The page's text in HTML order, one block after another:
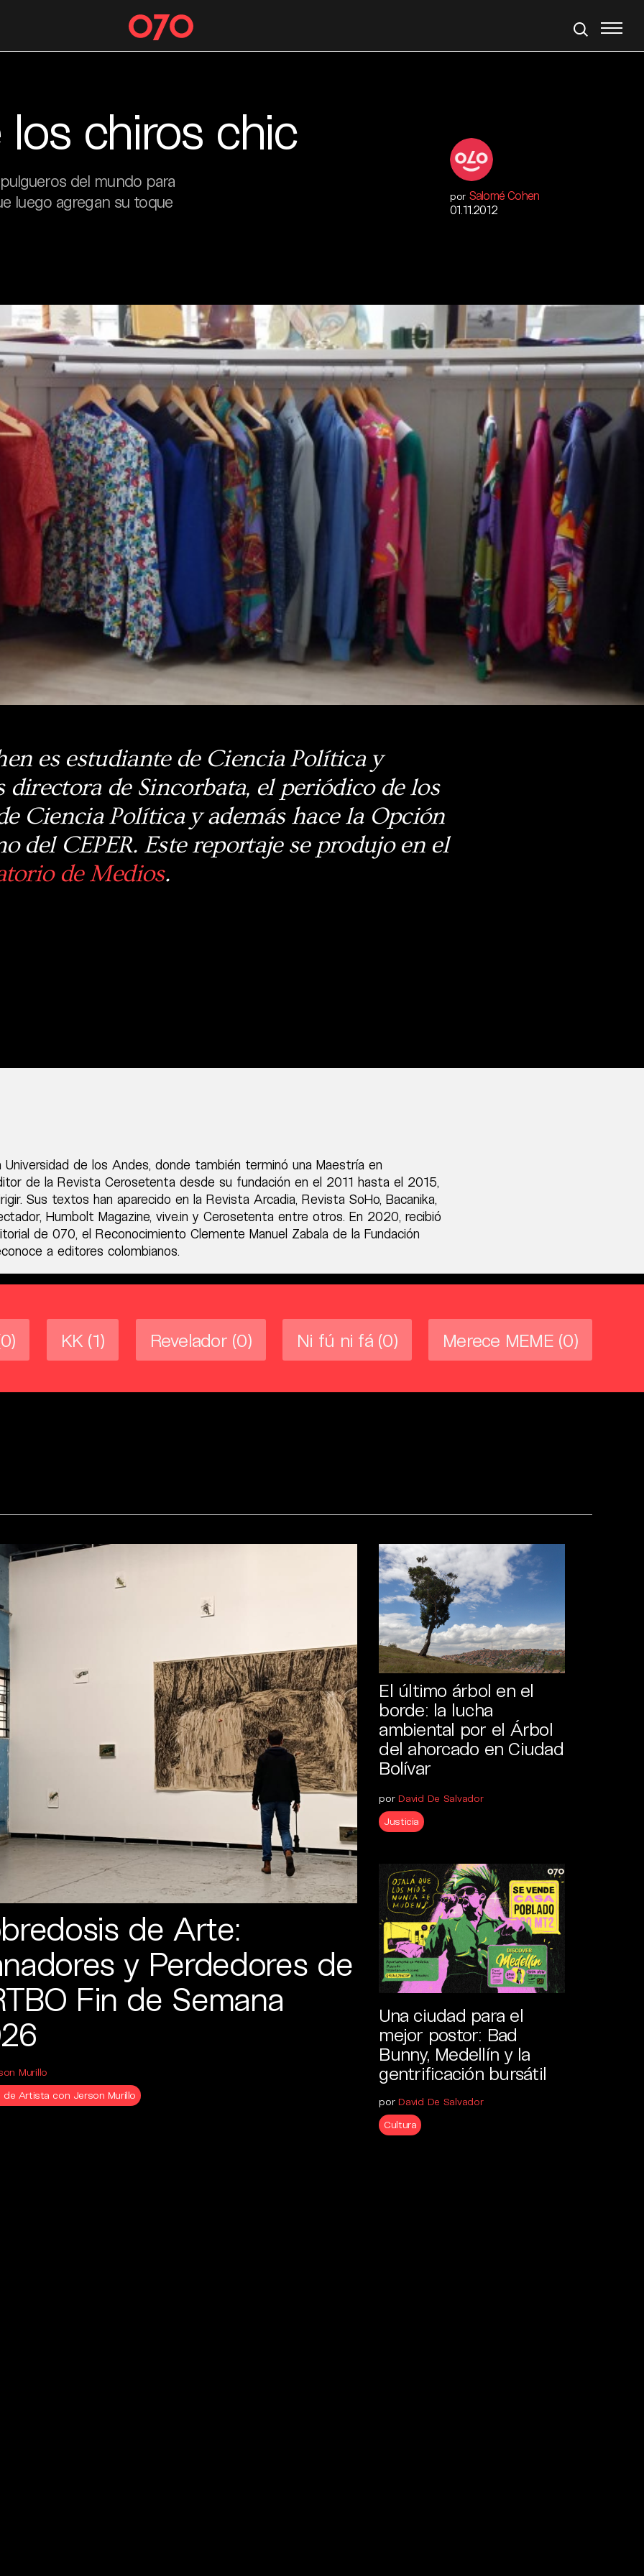
chiros chic
del mundo para
luego agregan su toque
por Salomé Cohen
01.11.2012
es estudiante de Ciencia Política y
directora de Sincorbata, el periódico de los
Ciencia Política y además hace la Opción
del CEPER. Este reportaje se produjo en el
de Medios.
de los Andes, donde también terminó una Maestría en
de la Revista Cerosetenta desde su fundación en el 2011 hasta el 2015,
Sus textos han aparecido en la Revista Arcadia, Revista SoHo, Bacanika,
Humbolt Magazine, vive.in y Cerosetenta entre otros. En 2020, recibió
de 070, el Reconocimiento Clemente Manuel Zabala de la Fundación
a editores colombianos.
KK (1) Revelador (0) Ni fú ni fá (0) Merece MEME (0)
de Arte:
y Perdedores de
Fin de Semana
Murillo
de Artista con Jerson Murillo
El último árbol en el
borde: la lucha
ambiental por el Árbol
del ahorcado en Ciudad
Bolívar
porDavid De Salvador
Justicia
Una ciudad para el
mejor postor: Bad
Bunny, Medellín y la
gentrificación bursátil
porDavid De Salvador
Cultura